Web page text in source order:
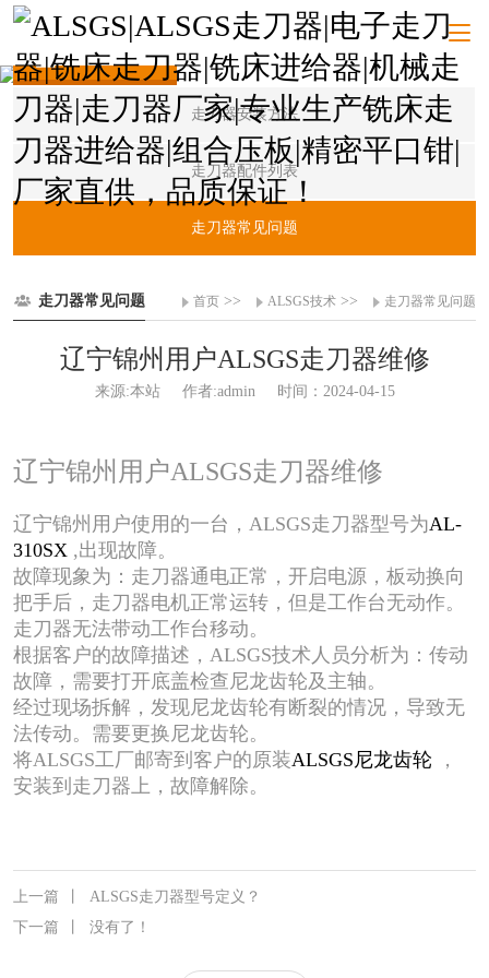
ALSGS技术
走刀器安装方法
走刀器配件列表
走刀器常见问题
走刀器常见问题 首页 >> ALSGS技术 >> 走刀器常见问题
辽宁锦州用户ALSGS走刀器维修
来源:本站 作者:admin 时间：2024-04-15
辽宁锦州用户ALSGS走刀器维修
辽宁锦州用户使用的一台，ALSGS走刀器型号为AL-
310SX ,出现故障。
故障现象为：走刀器通电正常，开启电源，板动换向
把手后，走刀器电机正常运转，但是工作台无动作。
走刀器无法带动工作台移动。
根据客户的故障描述，ALSGS技术人员分析为：传动
故障，需要打开底盖检查尼龙齿轮及主轴。
经过现场拆解，发现尼龙齿轮有断裂的情况，导致无
法传动。需要更换尼龙齿轮。
将ALSGS工厂邮寄到客户的原装ALSGS尼龙齿轮 ，
安装到走刀器上，故障解除。
上一篇
ALSGS走刀器型号定义？
下一篇
没有了！